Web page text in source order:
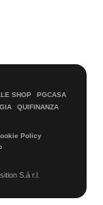
SHOP
PGCASA
QUIFINANZA
Policy
S.á r.l.